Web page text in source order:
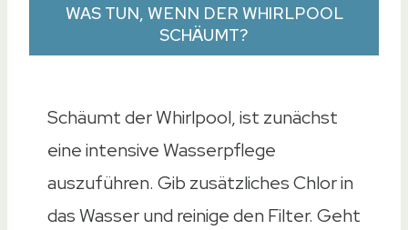
WAS TUN, WENN DER WHIRLPOOL
SCHÄUMT?
Schäumt der Whirlpool, ist zunächst
eine intensive Wasserpflege
auszuführen. Gib zusätzliches Chlor in
das Wasser und reinige den Filter. Geht